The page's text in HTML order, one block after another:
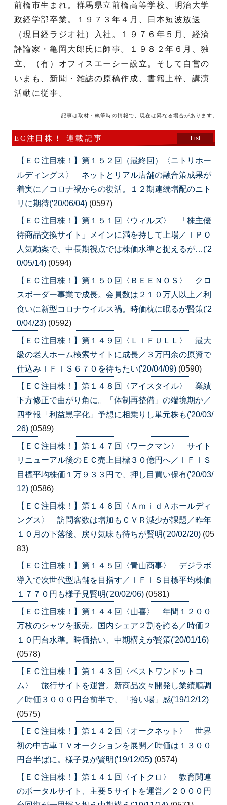
前橋市生まれ。群馬県立前橋高等学校、明治大学
政経学部卒業。１９７３年４月、日本短波放送
（現日経ラジオ社）入社。１９７６年５月、経済
評論家・亀岡大郎氏に師事。１９８２年６月、独
立、（有）オフィスエーシー設立。そして自営の
いまも、新聞・雑誌の原稿作成、書籍上梓、講演
活動に従事。
記事は取材・執筆時の情報で、現在は異なる場合があります。
EC注目株！ 連載記事 List
【ＥＣ注目株！】第１５２回（最終回）〈ニトリホー
ルディングス〉 ネットとリアル店舗の融合策成果が
着実に／コロナ禍からの復活。１２期連続増配のニト
リに期待('20/06/04) (0597)
【ＥＣ注目株！】第１５１回〈ウィルズ〉 「株主優
待商品交換サイト」メインに満を持して上場／ＩＰＯ
人気勘案で、中長期視点では株価水準と捉えるが…('2
0/05/14) (0594)
【ＥＣ注目株！】第１５０回〈ＢＥＥＮＯＳ〉 クロ
スボーダー事業で成長。会員数は２１０万人以上／利
食いに新型コロナウイルス禍。時価枕に眠るが賢策('2
0/04/23) (0592)
【ＥＣ注目株！】第１４９回〈ＬＩＦＵＬＬ〉 最大
級の老人ホーム検索サイトに成長／３万円余の原資で
仕込みＩＦＩＳ６７０を待ちたい('20/04/09) (0590)
【ＥＣ注目株！】第１４８回〈アイスタイル〉 業績
下方修正で曲がり角に。「体制再整備」の端境期か／
四季報「利益黒字化」予想に相乗りし単元株も('20/03/
26) (0589)
【ＥＣ注目株！】第１４７回〈ワークマン〉 サイト
リニューアル後のＥＣ売上目標３０億円へ／ＩＦＩＳ
目標平均株価１万９３３円で、押し目買い保有('20/03/
12) (0586)
【ＥＣ注目株！】第１４６回〈ＡｍｉｄＡホールディ
ングス〉 訪問客数は増加もＣＶＲ減少が課題／昨年
１０月の下落後、戻り気味も待ちが賢明('20/02/20) (05
83)
【ＥＣ注目株！】第１４５回〈青山商事〉 デジラボ
導入で次世代型店舗を目指す／ＩＦＩＳ目標平均株価
１７７０円も様子見賢明('20/02/06) (0581)
【ＥＣ注目株！】第１４４回〈山喜〉 年間１２００
万枚のシャツを販売。国内シェア２割を誇る／時価２
１０円台水準。時価拾い、中期構えが賢策('20/01/16)
(0578)
【ＥＣ注目株！】第１４３回〈ベストワンドットコ
ム〉 旅行サイトを運営。新商品次々開発し業績順調
／時価３０００円台前半で、「拾い場」感('19/12/12)
(0575)
【ＥＣ注目株！】第１４２回〈オークネット〉 世界
初の中古車ＴＶオークションを展開／時価は１３００
円台半ばに。様子見が賢明('19/12/05) (0574)
【ＥＣ注目株！】第１４１回〈イトクロ〉 教育関連
のポータルサイト、主要５サイトを運営／２０００円